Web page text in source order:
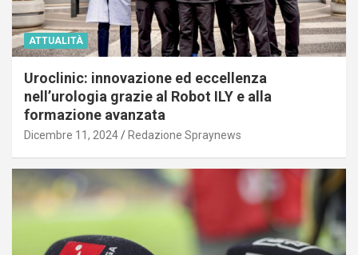
ATTUALITÀ
Uroclinic: innovazione ed eccellenza
nell’urologia grazie al Robot ILY e alla
formazione avanzata
Dicembre 11, 2024 Redazione Spraynews